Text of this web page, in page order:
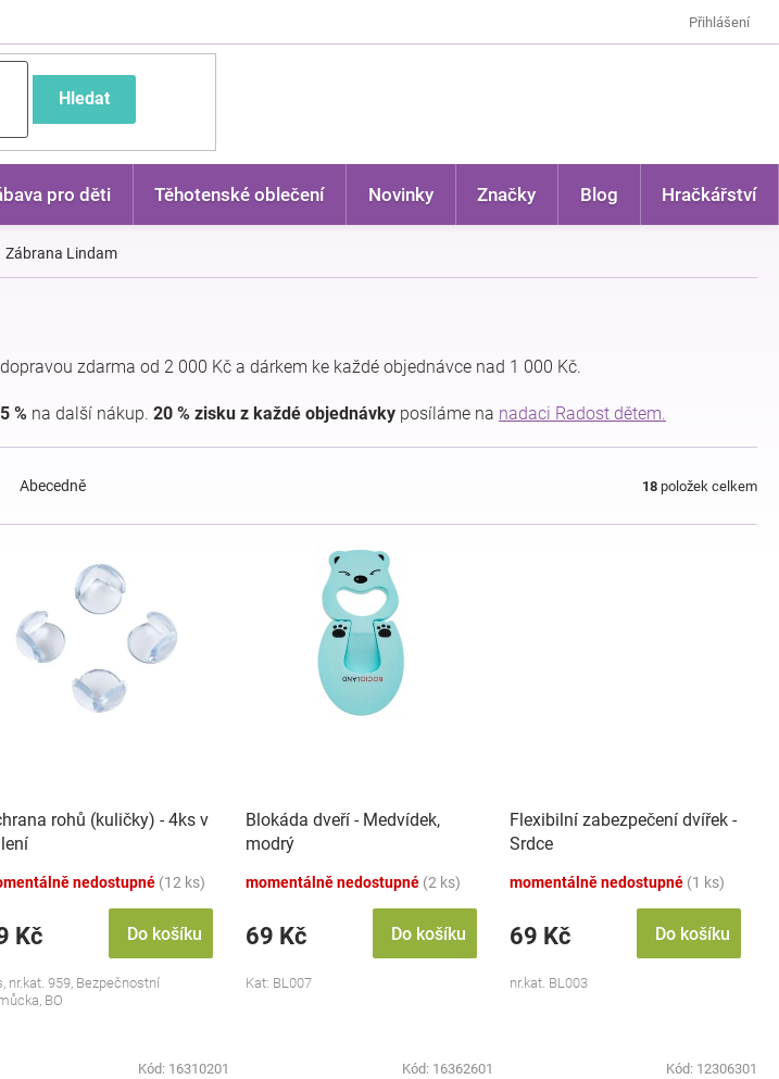
Přihlášení
Hledat
pro děti Těhotenské oblečení Novinky Značky Blog Hračkářství
Zábrana Lindam
zdarma od 2 000 Kč a dárkem ke každé objednávce nad 1 000 Kč.
% na další nákup. 20 % zisku z každé objednávky posíláme na nadaci Radost dětem.
Abecedně 18 položek celkem
rohů (kuličky) - 4ks v
nedostupné (12 ks)
Kč Do košíku
nr.kat. 959, Bezpečnostní
BO
Kód: 16310201
Blokáda dveří - Medvídek,
modrý
momentálně nedostupné (2 ks)
69 Kč Do košíku
Kat: BL007
Kód: 16362601
Flexibilní zabezpečení dvířek -
Srdce
momentálně nedostupné (1 ks)
69 Kč Do košíku
nr.kat. BL003
Kód: 12306301